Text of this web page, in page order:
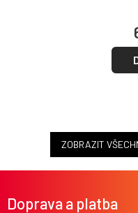
ZOBRAZIT
Doprava a platba